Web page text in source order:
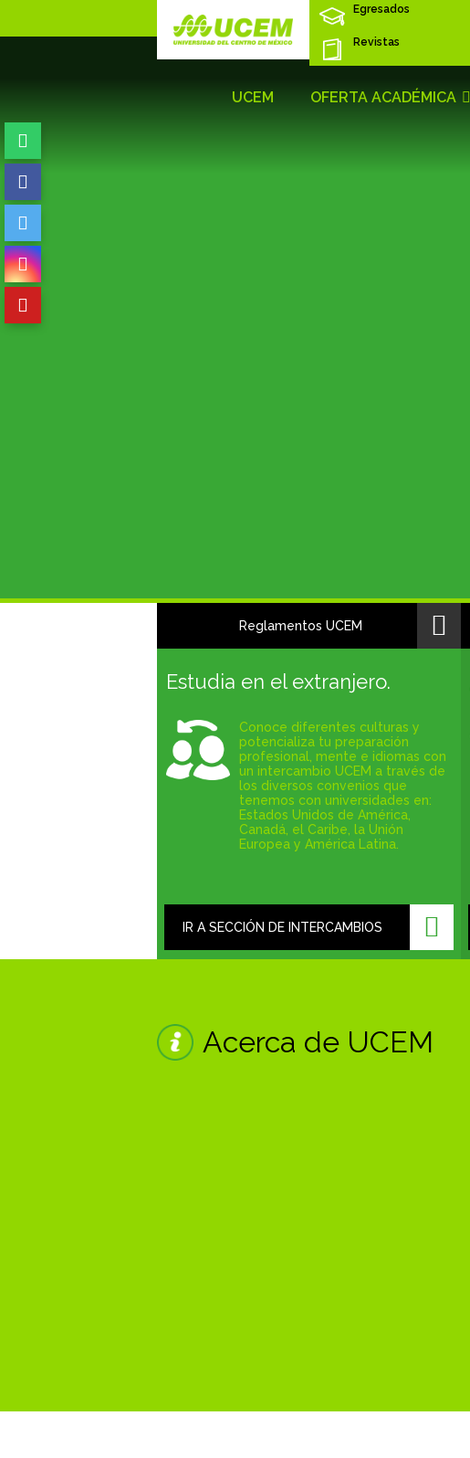
Egresados
Revistas
UCEM OFERTA ACADÉMICA
Reglamentos UCEM
Estudia en el extranjero.
Conoce diferentes culturas y
potencializa tu preparación
profesional, mente e idiomas con
un intercambio UCEM a través de
los diversos convenios que
tenemos con universidades en:
Estados Unidos de América,
Canadá, el Caribe, la Unión
Europea y América Latina.
IR A SECCIÓN DE INTERCAMBIOS
Acerca de UCEM